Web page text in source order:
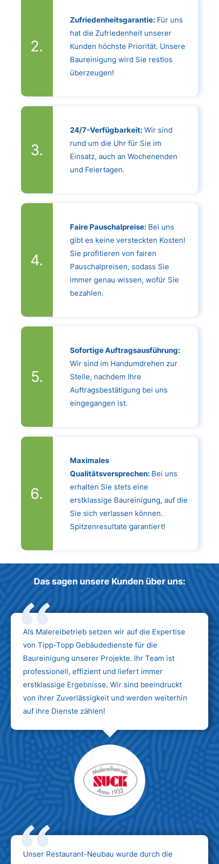
Zufriedenheitsgarantie:Für uns
hat die Zufriedenheit unserer
Kunden höchste Priorität. Unsere
Baureinigung wird Sie restlos
überzeugen!
24/7-Verfügbarkeit:Wir sind
rund um die Uhr für Sie im
Einsatz, auch an Wochenenden
und Feiertagen.
Faire Pauschalpreise:Bei uns
gibt es keine versteckten Kosten!
Sie profitieren von fairen
Pauschalpreisen, sodass Sie
immer genau wissen, wofür Sie
bezahlen.
Sofortige Auftragsausführung:
Wir sind im Handumdrehen zur
Stelle, nachdem Ihre
Auftragsbestätigung bei uns
eingegangen ist.
Maximales
Qualitätsversprechen:Bei uns
erhalten Sie stets eine
erstklassige Baureinigung, auf die
Sie sich verlassen können.
Spitzenresultate garantiert!
Das sagen unsere Kunden über uns:
Als Malereibetrieb setzen wir auf die Expertise
von Tipp-Topp Gebäudedienste für die
Baureinigung unserer Projekte. Ihr Team ist
professionell, effizient und liefert immer
erstklassige Ergebnisse. Wir sind beeindruckt
von ihrer Zuverlässigkeit und werden weiterhin
auf ihre Dienste zählen!
Unser Restaurant-Neubau wurde durch die